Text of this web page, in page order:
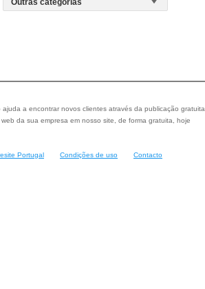
a encontrar novos clientes através da publicação gratuita
da sua empresa em nosso site, de forma gratuita, hoje
Portugal Condições de uso Contacto